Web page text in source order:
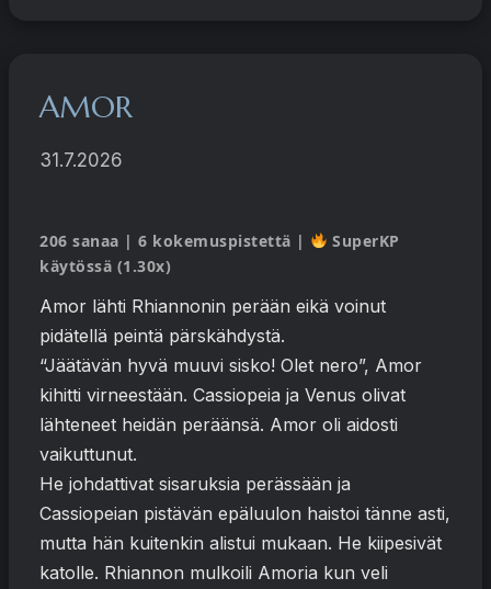
AMOR
31.7.2026
206 sanaa | 6 kokemuspistettä |
SuperKP
käytössä (1.30x)
Amor lähti Rhiannonin perään eikä voinut
pidätellä peintä pärskähdystä.
“Jäätävän hyvä muuvi sisko! Olet nero”, Amor
kihitti virneestään. Cassiopeia ja Venus olivat
lähteneet heidän peräänsä. Amor oli aidosti
vaikuttunut.
He johdattivat sisaruksia perässään ja
Cassiopeian pistävän epäluulon haistoi tänne asti,
mutta hän kuitenkin alistui mukaan. He kiipesivät
katolle. Rhiannon mulkoili Amoria kun veli